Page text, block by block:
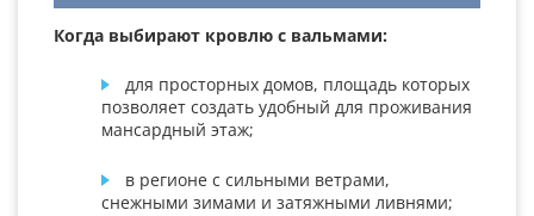
Когда выбирают кровлю с вальмами:
для просторных домов, площадь которых
позволяет создать удобный для проживания
мансардный этаж;
в регионе с сильными ветрами,
снежными зимами и затяжными ливнями;